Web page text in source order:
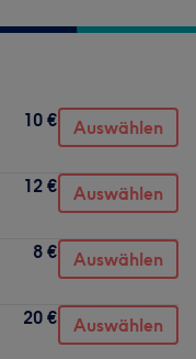
10 € Auswählen
12 € Auswählen
8 € Auswählen
20 € Auswählen